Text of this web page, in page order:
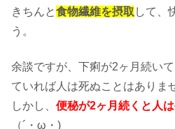
きちんと食物繊維を摂取 して、
う。
余談ですが、下痢が2ヶ月続い
ていれば人は死ぬことはありま
しかし、 便秘が2ヶ月続くと人
（´・ω・)